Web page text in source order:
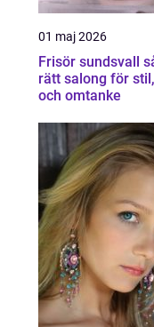
01 maj 2026
Frisör sundsvall så hittar du
rätt salong för
och omtanke